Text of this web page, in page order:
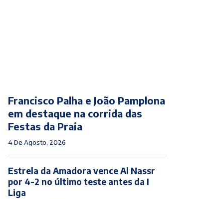
Francisco Palha e João Pamplona
em destaque na corrida das
Festas da Praia
4 De Agosto, 2026
Estrela da Amadora vence Al Nassr
por 4-2 no último teste antes da I
Liga